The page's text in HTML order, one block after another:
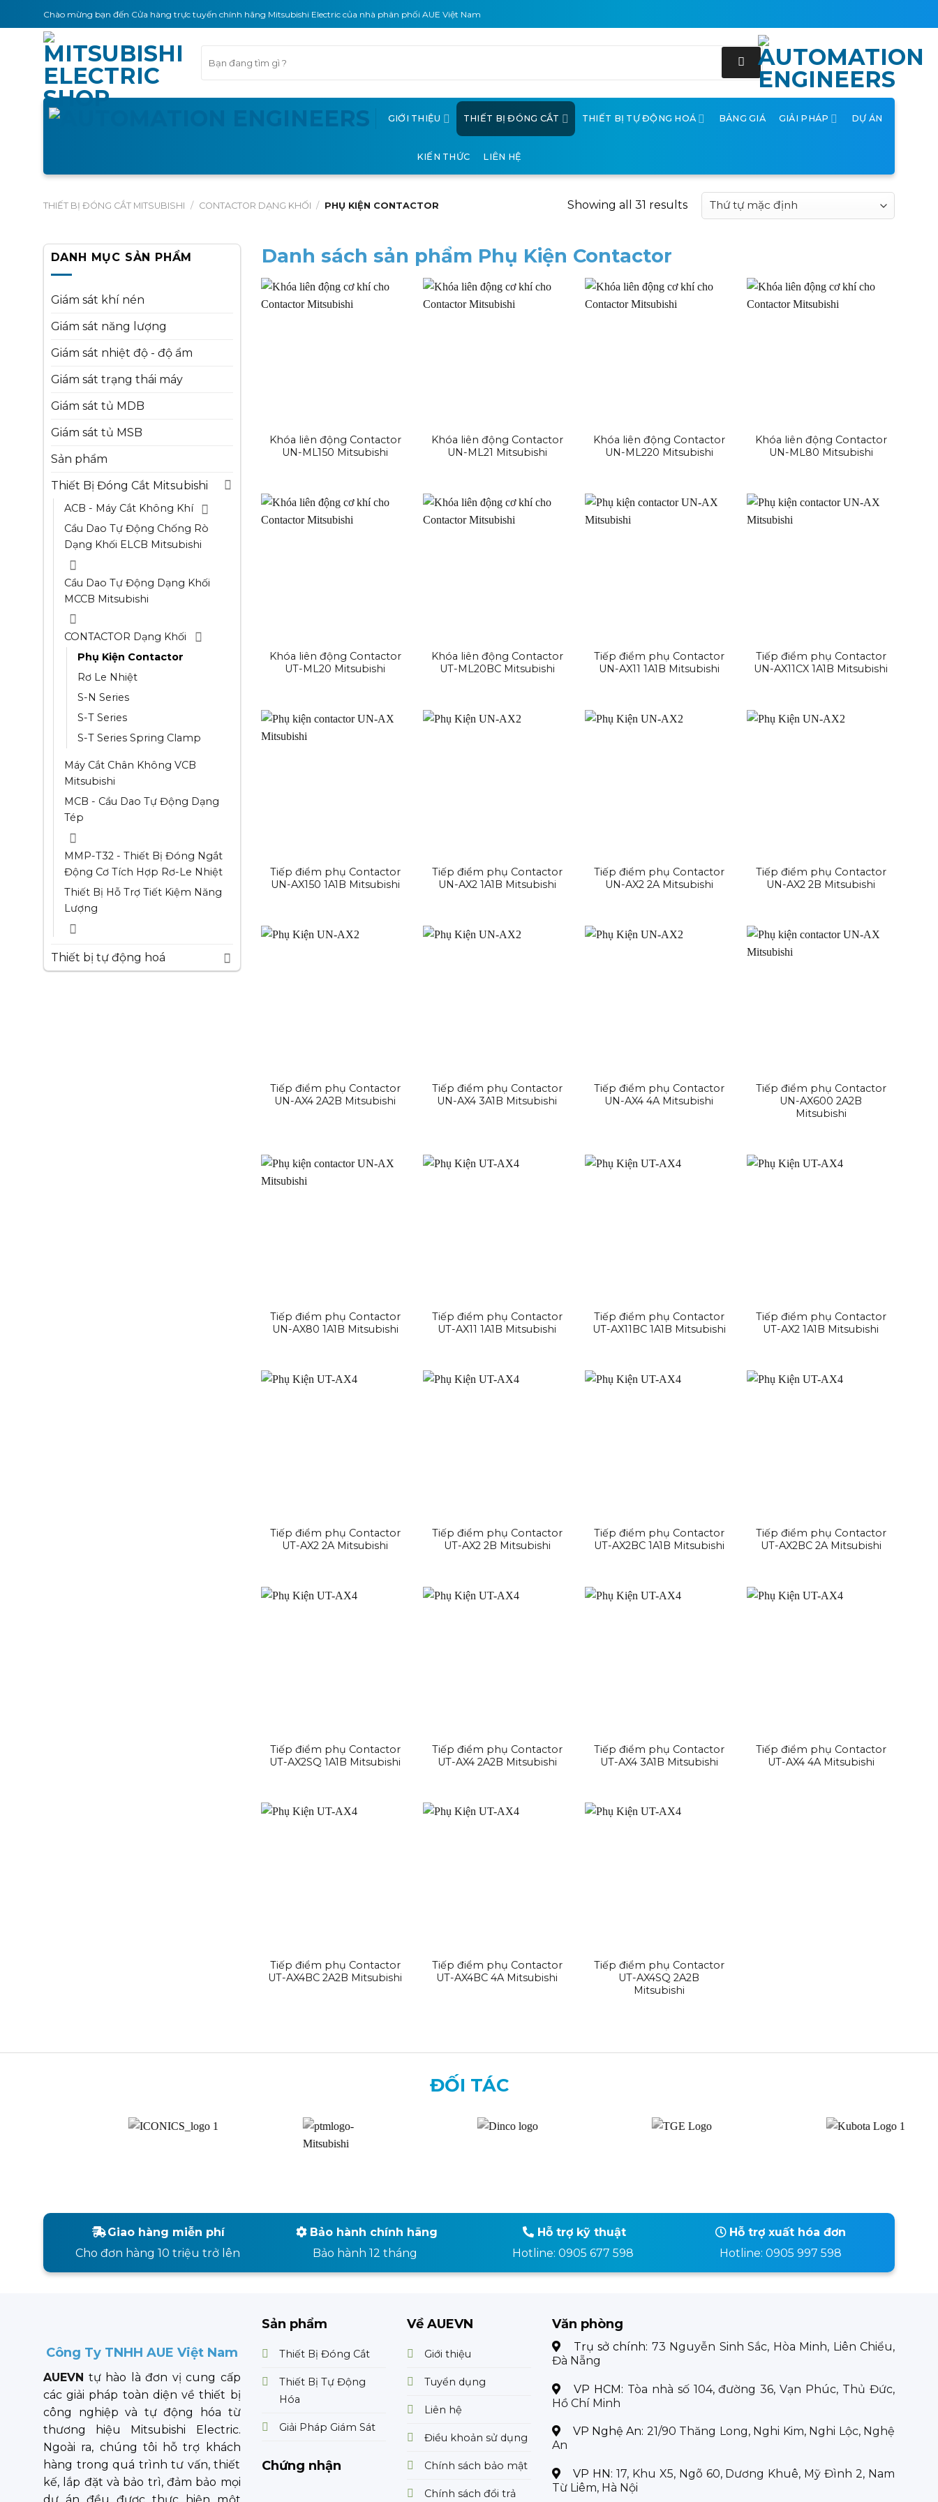
to
content
Chào mừng bạn đến Cửa hàng trực tuyến chính hãng Mitsubishi Electric của nhà phân phối AUE Việt Nam
kiếm:
GIỚI THIỆU THIẾT BỊ ĐÓNG CẮT THIẾT BỊ TỰ ĐỘNG HOÁ BẢNG GIÁ GIẢI PHÁP DỰ ÁN
KIẾN THỨC LIÊN HỆ
THIẾT BỊ ĐÓNG CẮT MITSUBISHI / CONTACTOR DẠNG KHỐI / PHỤ KIỆN CONTACTOR Showing all 31 results
DANH MỤC SẢN PHẨM
Giám sát khí nén
Giám sát năng lượng
Giám sát nhiệt độ - độ ẩm
Giám sát trạng thái máy
Giám sát tủ MDB
Giám sát tủ MSB
Sản phẩm
Thiết Bị Đóng Cắt Mitsubishi
ACB - Máy Cắt Không Khí
Cầu Dao Tự Động Chống Rò
Dạng Khối ELCB Mitsubishi
Cầu Dao Tự Động Dạng Khối
MCCB Mitsubishi
CONTACTOR Dạng Khối
Phụ Kiện Contactor
Rơ Le Nhiệt
S-N Series
S-T Series
S-T Series Spring Clamp
Máy Cắt Chân Không VCB
Mitsubishi
MCB - Cầu Dao Tự Động Dạng
Tép
MMP-T32 - Thiết Bị Đóng Ngắt
Động Cơ Tích Hợp Rơ-Le Nhiệt
Thiết Bị Hỗ Trợ Tiết Kiệm Năng
Lượng
Thiết bị tự động hoá
Danh sách sản phẩm Phụ Kiện Contactor
Khóa liên động Contactor
UN-ML150 Mitsubishi
Khóa liên động Contactor
UN-ML21 Mitsubishi
Khóa liên động Contactor
UN-ML220 Mitsubishi
Khóa liên động Contactor
UN-ML80 Mitsubishi
Khóa liên động Contactor
UT-ML20 Mitsubishi
Khóa liên động Contactor
UT-ML20BC Mitsubishi
Tiếp điểm phụ Contactor
UN-AX11 1A1B Mitsubishi
Tiếp điểm phụ Contactor
UN-AX11CX 1A1B Mitsubishi
Tiếp điểm phụ Contactor
UN-AX150 1A1B Mitsubishi
Tiếp điểm phụ Contactor
UN-AX2 1A1B Mitsubishi
Tiếp điểm phụ Contactor
UN-AX2 2A Mitsubishi
Tiếp điểm phụ Contactor
UN-AX2 2B Mitsubishi
Tiếp điểm phụ Contactor
UN-AX4 2A2B Mitsubishi
Tiếp điểm phụ Contactor
UN-AX4 3A1B Mitsubishi
Tiếp điểm phụ Contactor
UN-AX4 4A Mitsubishi
Tiếp điểm phụ Contactor
UN-AX600 2A2B
Mitsubishi
Tiếp điểm phụ Contactor
UN-AX80 1A1B Mitsubishi
Tiếp điểm phụ Contactor
UT-AX11 1A1B Mitsubishi
Tiếp điểm phụ Contactor
UT-AX11BC 1A1B Mitsubishi
Tiếp điểm phụ Contactor
UT-AX2 1A1B Mitsubishi
Tiếp điểm phụ Contactor
UT-AX2 2A Mitsubishi
Tiếp điểm phụ Contactor
UT-AX2 2B Mitsubishi
Tiếp điểm phụ Contactor
UT-AX2BC 1A1B Mitsubishi
Tiếp điểm phụ Contactor
UT-AX2BC 2A Mitsubishi
Tiếp điểm phụ Contactor
UT-AX2SQ 1A1B Mitsubishi
Tiếp điểm phụ Contactor
UT-AX4 2A2B Mitsubishi
Tiếp điểm phụ Contactor
UT-AX4 3A1B Mitsubishi
Tiếp điểm phụ Contactor
UT-AX4 4A Mitsubishi
Tiếp điểm phụ Contactor
UT-AX4BC 2A2B Mitsubishi
Tiếp điểm phụ Contactor
UT-AX4BC 4A Mitsubishi
Tiếp điểm phụ Contactor
UT-AX4SQ 2A2B
Mitsubishi
ĐỐI TÁC
Giao hàng miễn phí
Cho đơn hàng 10 triệu trở lên
Bảo hành chính hãng
Bảo hành 12 tháng
Hỗ trợ kỹ thuật
Hotline: 0905 677 598
Hỗ trợ xuất hóa đơn
Hotline: 0905 997 598
Công Ty TNHH AUE Việt Nam
AUEVN tự hào là đơn vị cung cấp
các giải pháp toàn diện về thiết bị
công nghiệp và tự động hóa từ
thương hiệu Mitsubishi Electric.
Ngoài ra, chúng tôi hỗ trợ khách
hàng trong quá trình tư vấn, thiết
kế, lắp đặt và bảo trì, đảm bảo mọi
Sản phẩm
Thiết Bị Đóng Cắt
Thiết Bị Tự Động
Hóa
Giải Pháp Giám Sát
Chứng nhận
Về AUEVN
Giới thiệu
Tuyển dụng
Liên hệ
Điều khoản sử dụng
Chính sách bảo mật
Chính sách đổi trả
Văn phòng
Trụ sở chính: 73 Nguyễn Sinh Sắc, Hòa Minh, Liên Chiểu,
Đà Nẵng
VP HCM: Tòa nhà số 104, đường 36, Vạn Phúc, Thủ Đức,
Hồ Chí Minh
VP Nghệ An: 21/90 Thăng Long, Nghi Kim, Nghi Lộc, Nghệ
An
VP HN: 17, Khu X5, Ngõ 60, Dương Khuê, Mỹ Đình 2, Nam
Từ Liêm, Hà Nội